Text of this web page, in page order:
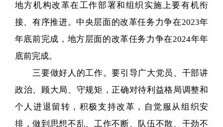
地方机构改革在工作部署和组织实施上要有机衔
接、有序推进。中央层面的改革任务力争在2023年
年底前完成，地方层面的改革任务力争在2024年年
底前完成。
三要做好人的工作。要引导广大党员、干部讲
政治、顾大局、守规矩，正确对待利益格局调整和
个人进退留转，积极支持改革，自觉服从组织安
排，做到思想不乱、工作不断、队伍不散、干劲不